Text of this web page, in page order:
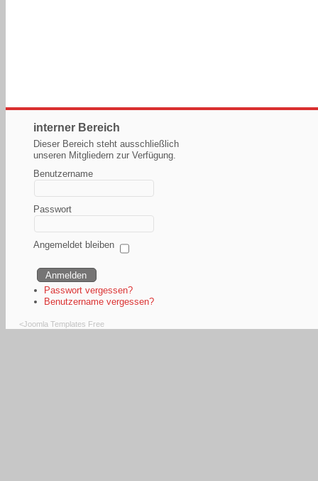
interner Bereich
Dieser Bereich steht ausschließlich
unseren Mitgliedern zur Verfügung.
Benutzername
Passwort
Angemeldet bleiben
Passwort vergessen?
Benutzername vergessen?
<Joomla Templates Free